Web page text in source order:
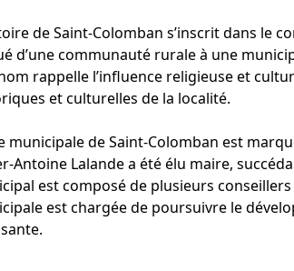
de Saint-Colomban s’inscrit dans le
d’une communauté rurale à une
rappelle l’influence religieuse et
et culturelles de la localité.
municipale de Saint-Colomban est
Antoine Lalande a été élu maire,
est composé de plusieurs
est chargée de poursuivre le